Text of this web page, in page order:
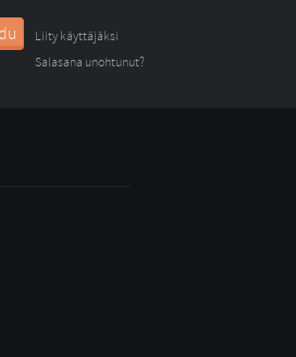
Liity käyttäjäksi
Salasana unohtunut?